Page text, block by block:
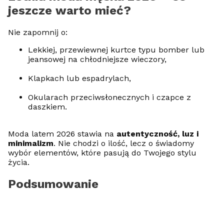
jeszcze warto mieć?
Nie zapomnij o:
Lekkiej, przewiewnej kurtce typu bomber lub
jeansowej na chłodniejsze wieczory,
Klapkach lub espadrylach,
Okularach przeciwsłonecznych i czapce z
daszkiem.
Moda latem 2026 stawia na autentyczność, luz i
minimalizm. Nie chodzi o ilość, lecz o świadomy
wybór elementów, które pasują do Twojego stylu
życia.
Podsumowanie